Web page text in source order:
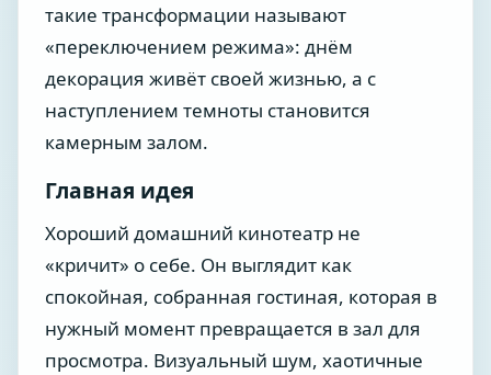
такие трансформации называют
«переключением режима»: днём
декорация живёт своей жизнью, а с
наступлением темноты становится
камерным залом.
Главная идея
Хороший домашний кинотеатр не
«кричит» о себе. Он выглядит как
спокойная, собранная гостиная, которая в
нужный момент превращается в зал для
просмотра. Визуальный шум, хаотичные